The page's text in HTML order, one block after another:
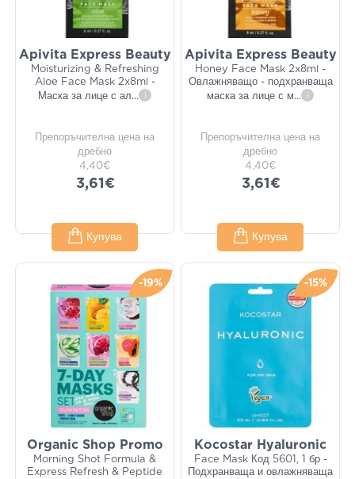
Apivita Express Beauty
Moisturizing & Refreshing
Aloe Face Mask 2x8ml -
Маска за лице с ал... i
Препоръчителна цена на
дребно
4,40€
3,61€
Купува
Apivita Express Beauty
Honey Face Mask 2x8ml -
Овлажняващо - подхранваща
маска за лице с м... i
Препоръчителна цена на
дребно
4,40€
3,61€
Купува
-19%
Organic Shop Promo
Morning Shot Formula &
Express Refresh & Peptide
-15%
Kocostar Hyaluronic
Face Mask Код 5601, 1 бр -
Подхранваща и овлажняваща